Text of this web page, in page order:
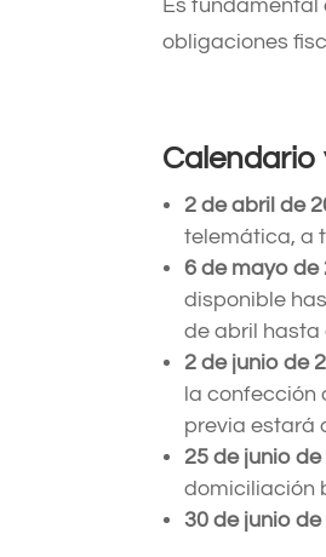
Es fundamental
obligaciones
Calendario
2 de abril de
telemática, a
6 de mayo de
disponible
de abril hasta
2 de junio de
la confección
previa estará
25 de junio de
domiciliación
30 de junio de